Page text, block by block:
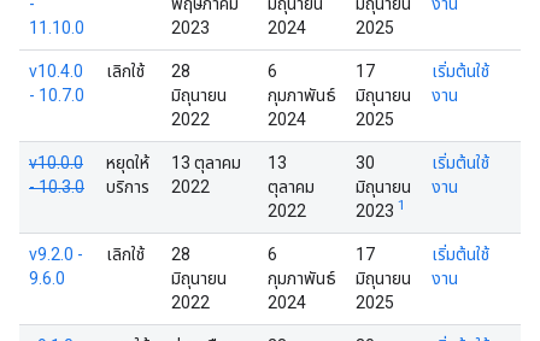
11.10.0
2023
2024
2025
v10.4.0
- 10.7.0
เลิกใช้
28
มิถุนายน
2022
6
กุมภาพันธ์
2024
17
มิถุนายน
2025
เริ่มต้นใช้
งาน
v10.0.0
- 10.3.0
หยุดให้
บริการ
13 ตุลาคม
2022
13
ตุลาคม
2022
30
มิถุนายน
2023 1
เริ่มต้นใช้
งาน
v9.2.0 -
9.6.0
เลิกใช้
28
มิถุนายน
2022
6
กุมภาพันธ์
2024
17
มิถุนายน
2025
เริ่มต้นใช้
งาน